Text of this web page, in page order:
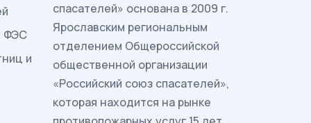
ФЭС
и
спасателей» основана в 2009 г.
Ярославским региональным
отделением Общероссийской
общественной организации
«Российский союз спасателей»,
которая находится на рынке